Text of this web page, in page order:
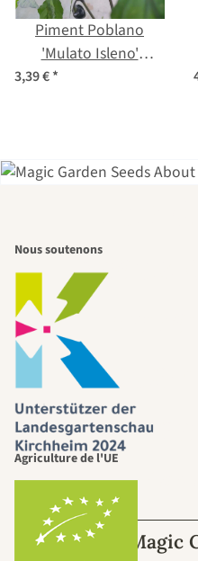
Piment Poblano
'Mulato Isleno'
(Capsicum annuum)
3,39 €*
beaux
nous-
Sur Magic
Nous soutenons
Agriculture de l'UE